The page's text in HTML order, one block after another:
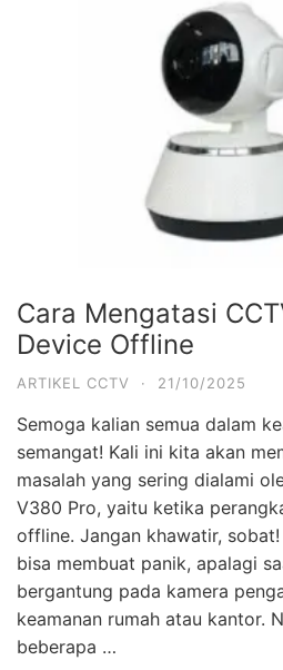
Cara Mengatasi
Device Offline
ARTIKEL CCTV · 21/10/2025
Semoga kalian semua dalam
semangat! Kali ini kita akan
masalah yang sering dialami
V380 Pro, yaitu ketika
offline. Jangan khawatir,
bisa membuat panik, apalagi
bergantung pada kamera
keamanan rumah atau kantor.
beberapa …